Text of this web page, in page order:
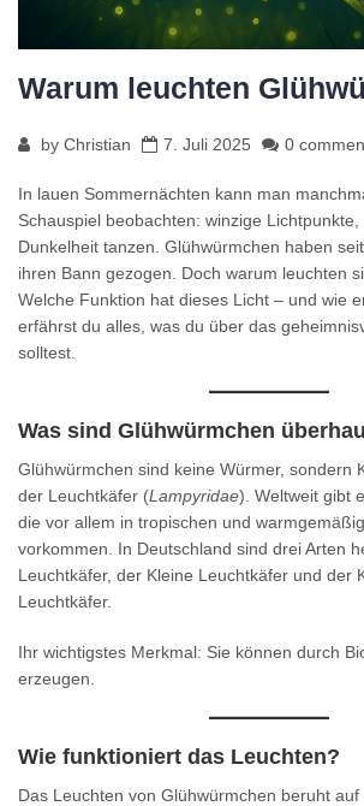
Warum leuchten
by Christian 7. Juli 2025 0
In lauen Sommernächten kann man
Schauspiel beobachten: winzige
Dunkelheit tanzen. Glühwürmchen haben
ihren Bann gezogen. Doch warum leuchten
Welche Funktion hat dieses Licht – und wie
erfährst du alles, was du über das
solltest.
Was sind Glühwürmchen
Glühwürmchen sind keine Würmer, sondern
der Leuchtkäfer (Lampyridae). Weltweit gibt
die vor allem in tropischen und
vorkommen. In Deutschland sind drei Arten
Leuchtkäfer, der Kleine Leuchtkäfer und der
Leuchtkäfer.
Ihr wichtigstes Merkmal: Sie können durch
erzeugen.
Wie funktioniert das Leuchten?
Das Leuchten von Glühwürmchen beruht auf